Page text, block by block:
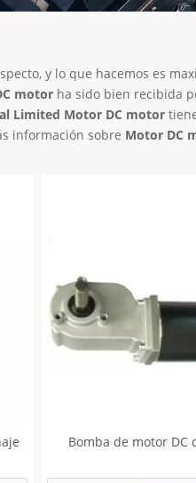
y lo que hacemos es
motor ha sido bien recibida
Limited Motor DC motor
información sobre Motor DC
Bomba de motor DC